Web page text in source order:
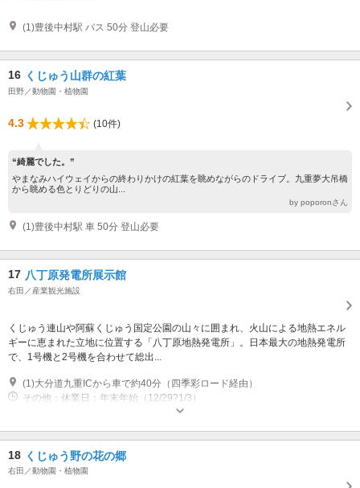
(1)豊後中村駅 バス 50分 登山必要
16 くじゅう山群の紅葉
田野／動物園・植物園
4.3 (10件)
“綺麗でした。”
やまなみハイウェイからの終わりかけの紅葉を眺めながらのドライブ。九重夢大吊橋
から眺める色とりどりの山...
by poporonさん
(1)豊後中村駅 車 50分 登山必要
17 八丁原発電所展示館
右田／産業観光施設
くじゅう連山や阿蘇くじゅう国定公園の山々に囲まれ、火山による地熱エネル
ギーに恵まれた立地に位置する「八丁原地熱発電所」。日本最大の地熱発電所
で、1号機と2号機を合わせて総出...
(1)大分道九重ICから車で約40分（四季彩ロード経由）
その他：休業日：年末年始（12/29?1/3）
18 くじゅう野の花の郷
右田／動物園・植物園